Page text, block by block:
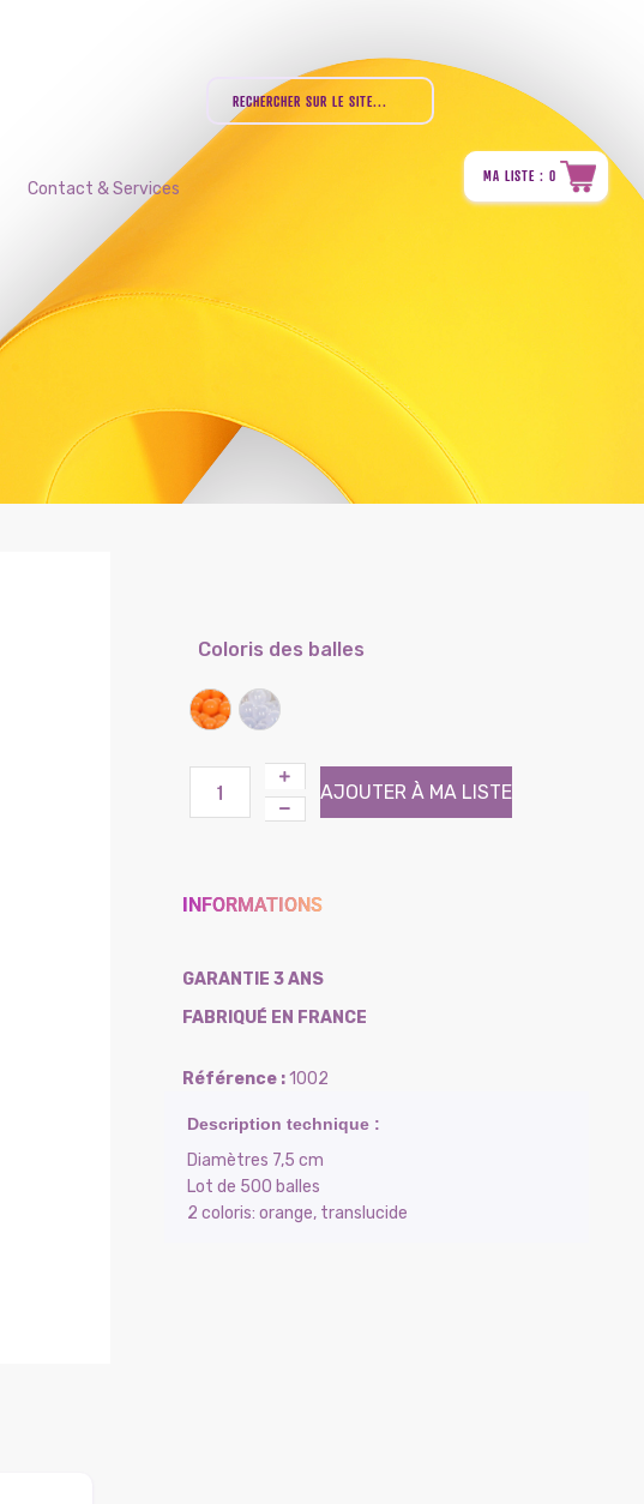
Contact & Services
MA LISTE : 0
Coloris des balles
OrangeTranslucide
AJOUTER À MA LISTE
INFORMATIONS
GARANTIE 3 ANS
FABRIQUÉ EN FRANCE
1002
Diamètres 7,5 cm
Lot de 500 balles
2 coloris: orange, translucide